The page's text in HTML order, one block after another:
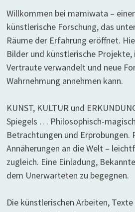
Willkommen bei mamiwata –
künstlerische Forschung, das
Räume der Erfahrung eröffnet.
Bilder und künstlerische Projekte,
Vertraute verwandelt und neue
Wahrnehmung annehmen kann.
KUNST, KULTUR und
Spiegels … Philosophisch-
Betrachtungen und Erprobungen.
Annäherungen an die Welt –
zugleich. Eine Einladung,
dem Unerwarteten zu begegnen.
Die künstlerischen Arbeiten,